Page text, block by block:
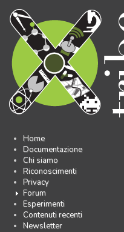
Home
Documentazione
Chi siamo
Riconoscimenti
Privacy
Forum
Esperimenti
Contenuti recenti
Newsletter